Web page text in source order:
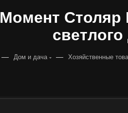
Момент Столяр
— Дом и дача — Хозяйственные